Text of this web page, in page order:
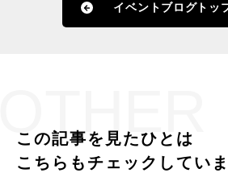
イベントブログトッ
この記事を見たひとは
こちらもチェックしてい